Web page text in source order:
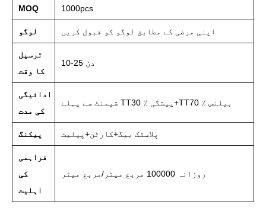
MOQ 1000pcs
لوگو اپنی مرضی کے مطابق لوگو کو قبول کریں
ترسیل
کا وقت
10-25 دن
ادائیگی
کی مدت
شپمنٹ سے پہلے TT30 ٪ پیشگی+TT70 ٪ بیلنس
پیکنگ پلاسٹک بیگ+کارٹن+پیلیٹ
فراہمی
کی
اہلیت
روزانہ 100000 مربع میٹر/مربع میٹر